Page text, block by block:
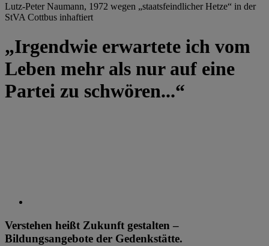
Lutz-Peter Naumann, 1972 wegen „staatsfeindlicher Hetze“ in der
StVA Cottbus inhaftiert
„Irgendwie erwartete ich vom
Leben mehr als nur auf eine
Partei zu schwören...“
Verstehen heißt Zukunft gestalten –
Bildungsangebote der Gedenkstätte.